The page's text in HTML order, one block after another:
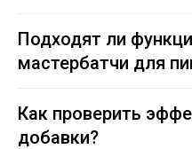
Подходят ли
мастербатчи для
Как проверить
добавки?